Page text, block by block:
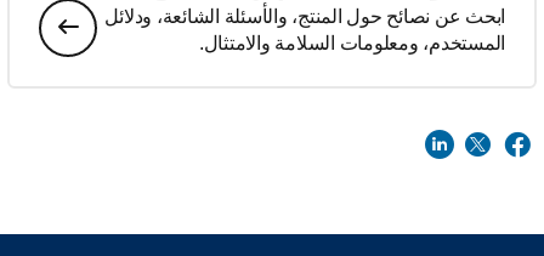
ابحث عن نصائح حول المنتج، والأسئلة الشائعة، ودلائل
المستخدم، ومعلومات السلامة والامتثال.